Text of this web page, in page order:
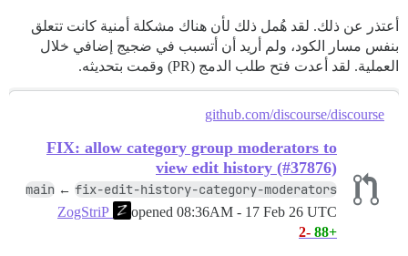
أعتذر عن ذلك. لقد هُمل ذلك لأن هناك مشكلة أمنية كانت تتعلق
بنفس مسار الكود، ولم أريد أن أتسبب في ضجيج إضافي خلال
العملية. لقد أعدت فتح طلب الدمج (PR) وقمت بتحديثه.
github.com/discourse/discourse
FIX: allow category group moderators to
view edit history (#37876)
main ← fix-edit-history-category-moderators
opened 08:36AM - 17 Feb 26 UTC
+88
-2